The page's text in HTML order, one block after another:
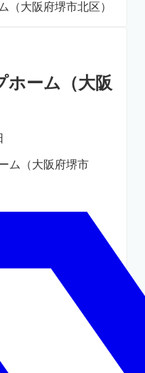
（大阪府堺市北区）
ホーム（大阪